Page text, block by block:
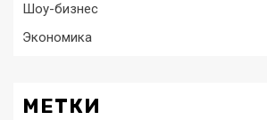
Шоу-бизнес
Экономика
МЕТКИ